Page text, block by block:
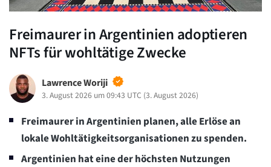
Freimaurer in Argentinien adoptieren
NFTs für wohltätige Zwecke
Lawrence Woriji
3. August 2026 um 09:43 UTC (3. August 2026)
Freimaurer in Argentinien planen, alle Erlöse an
lokale Wohltätigkeitsorganisationen zu spenden.
Argentinien hat eine der höchsten Nutzungen